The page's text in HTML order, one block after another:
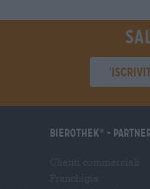
Bierothek -